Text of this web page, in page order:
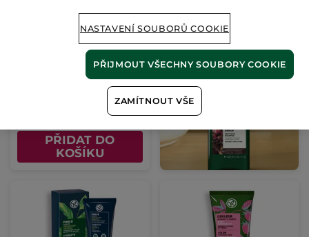
Vyživující maska na
PŘIDAT DO
KOŠÍKU
NASTAVENÍ SOUBORŮ COOKIE
ZAMÍTNOUT VŠE
PŘIJMOUT VŠECHNY SOUBORY COOKIE